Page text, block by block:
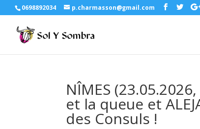
0698892034 p.charmasson@gmail.com
NÎMES
et la queue et
des Consuls !